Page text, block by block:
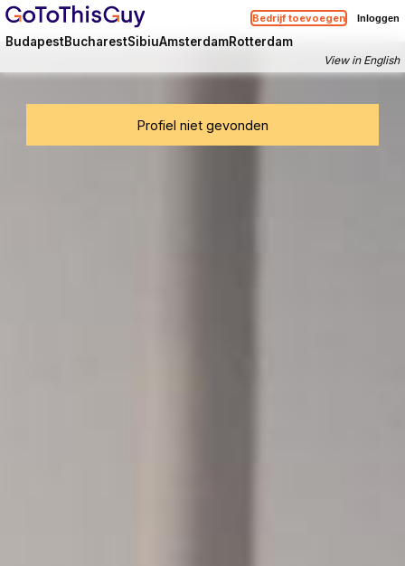
Bedrijf toevoegen Inloggen
BudapestBucharestSibiuAmsterdamRotterdam
View in English
Profiel niet gevonden